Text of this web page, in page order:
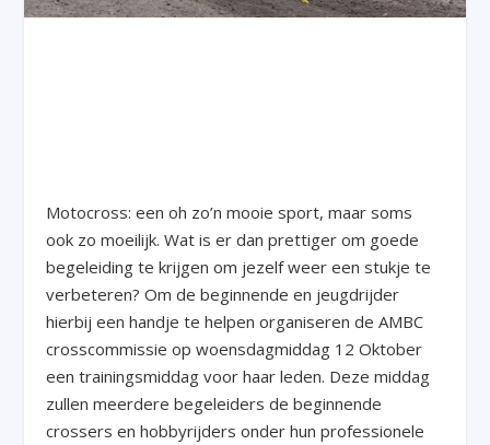
Motocross: een oh zo’n mooie sport, maar soms
ook zo moeilijk. Wat is er dan prettiger om goede
begeleiding te krijgen om jezelf weer een stukje te
verbeteren? Om de beginnende en jeugdrijder
hierbij een handje te helpen organiseren de AMBC
crosscommissie op woensdagmiddag 12 Oktober
een trainingsmiddag voor haar leden. Deze middag
zullen meerdere begeleiders de beginnende
crossers en hobbyrijders onder hun professionele